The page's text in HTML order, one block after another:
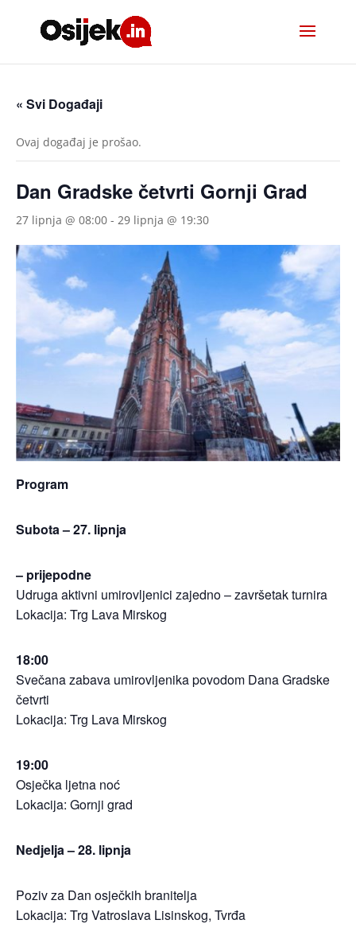
« Svi Događaji
Ovaj događaj je prošao.
Dan Gradske četvrti Gornji Grad
27 lipnja @ 08:00 - 29 lipnja @ 19:30
Program
Subota – 27. lipnja
– prijepodne
Udruga aktivni umirovljenici zajedno – završetak turnira
Lokacija: Trg Lava Mirskog
18:00
Svečana zabava umirovljenika povodom Dana Gradske
četvrti
Lokacija: Trg Lava Mirskog
19:00
Osječka ljetna noć
Lokacija: Gornji grad
Nedjelja – 28. lipnja
Poziv za Dan osječkih branitelja
Lokacija: Trg Vatroslava Lisinskog, Tvrđa